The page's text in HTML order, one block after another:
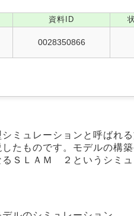
資料ID
0028350866
ミュレーションと呼ばれ
たものです。モデルの構
ＳＬＡＭ ２というシミュ